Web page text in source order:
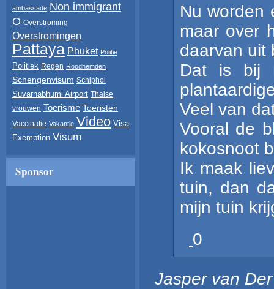
ambassade Non immigrant
O Overstroming
Overstromingen
Pattaya Phuket Politie
Politiek Regen Roodhemden
Schengenvisum Schiphol
Suvarnabhumi Airport Thaise
vrouwen Toerisme Toeristen
Vaccinatie Vakantie Video Visa
Exemption Visum
Sponsor
Nu worden
maar over
daarvan uit
Dat is bij
Veel van
Vooral de
kokosnoot
Ik maak
tuin, dan
mijn tuin
0
Jasper van